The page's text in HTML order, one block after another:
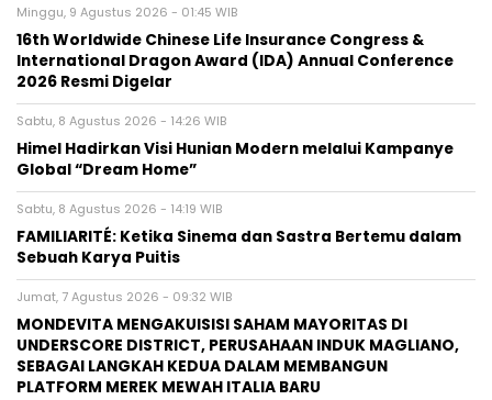
Minggu, 9 Agustus 2026 - 01:45 WIB
16th Worldwide Chinese Life Insurance Congress &
International Dragon Award (IDA) Annual Conference
2026 Resmi Digelar
Sabtu, 8 Agustus 2026 - 14:26 WIB
Himel Hadirkan Visi Hunian Modern melalui Kampanye
Global “Dream Home”
Sabtu, 8 Agustus 2026 - 14:19 WIB
FAMILIARITÉ: Ketika Sinema dan Sastra Bertemu dalam
Sebuah Karya Puitis
Jumat, 7 Agustus 2026 - 09:32 WIB
MONDEVITA MENGAKUISISI SAHAM MAYORITAS DI
UNDERSCORE DISTRICT, PERUSAHAAN INDUK MAGLIANO,
SEBAGAI LANGKAH KEDUA DALAM MEMBANGUN
PLATFORM MEREK MEWAH ITALIA BARU